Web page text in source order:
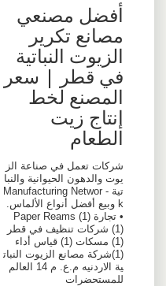
أفضل مصنعي
مصانع تكرير
الزيوت النباتية
في قطر | سعر
المصنع لخط
إنتاج زيت
الطعام
شركات تعمل في صناعة الز
يوت والدهون الحيوانية والنبا
تية - Manufacturing Networ
k وبيع أفضل أنواع الألماس.
• تجارة (1) Paper Reams
(1) شركات تنظيف في قطر
(1) مسكات (1) قياس أداء
(1)شركة مصانع الزيوت النبات
ية الاردنيه م.ع. م 14 العالم
للمستحضرات